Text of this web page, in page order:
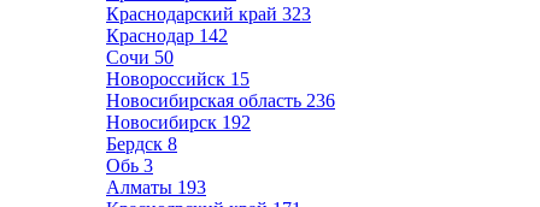
Краснодарский край 323
Краснодар 142
Сочи 50
Новороссийск 15
Новосибирская область 236
Новосибирск 192
Бердск 8
Обь 3
Алматы 193